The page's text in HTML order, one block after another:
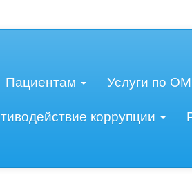
Пациентам
Услуги по
коррупции